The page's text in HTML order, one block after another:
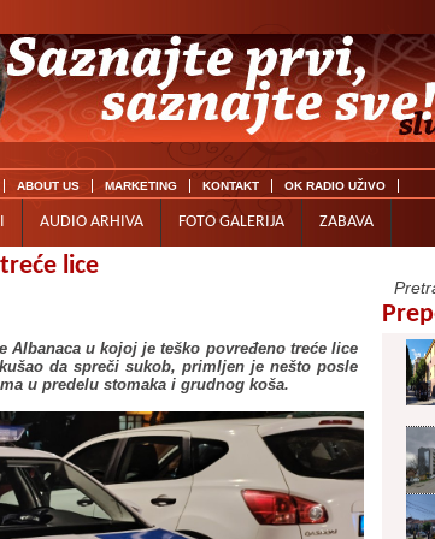
ABOUT US MARKETING KONTAKT OK RADIO UŽIVO
AUDIO ARHIVA FOTO GALERIJA ZABAVA
lice
u kojoj je teško povređeno treće lice
da spreči sukob, primljen je nešto posle
u predelu stomaka i grudnog koša.